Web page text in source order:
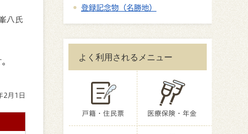
八氏
2月1日
登録記念物（名勝地）
よく利用されるメニュー
戸籍・住民票 医療保険・年金